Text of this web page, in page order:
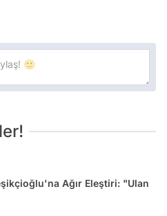
Ağır Eleştiri: "Ulan